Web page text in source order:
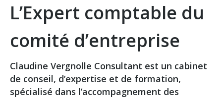
L’Expert comptable du
comité d’entreprise
Claudine Vergnolle Consultant est un cabinet
de conseil, d’expertise et de formation,
spécialisé dans l’accompagnement des